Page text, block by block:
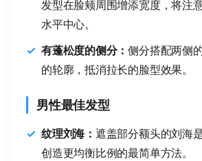
发型在脸颊周围增添宽度，将注
水平中心。
有蓬松度的侧分：侧分搭配两侧
的轮廓，抵消拉长的脸型效果。
男性最佳发型
纹理刘海： 遮盖部分额头的刘海
创造更均衡比例的最简单方法。